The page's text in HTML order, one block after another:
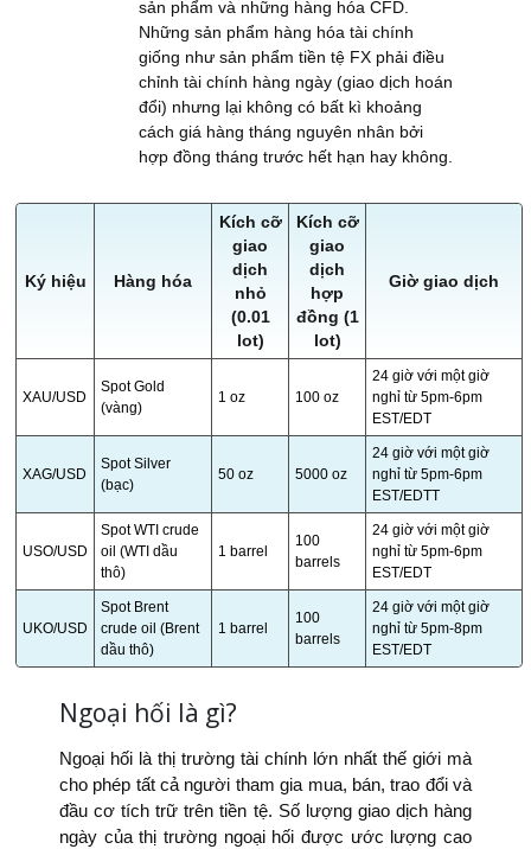
sản phẩm và những hàng hóa CFD.
Những sản phẩm hàng hóa tài chính
giống như sản phẩm tiền tệ FX phải điều
chỉnh tài chính hàng ngày (giao dịch hoán
đổi) nhưng lại không có bất kì khoảng
cách giá hàng tháng nguyên nhân bởi
hợp đồng tháng trước hết hạn hay không.
Ký hiệu Hàng hóa
Kích cỡ
giao
dịch
nhỏ
(0.01
lot)
Kích cỡ
giao
dịch
hợp
đồng (1
lot)
Giờ giao dịch
XAU/USD
Spot Gold
(vàng)
1 oz 100 oz
24 giờ với một giờ
nghỉ từ 5pm-6pm
EST/EDT
XAG/USD
Spot Silver
(bạc)
50 oz 5000 oz
24 giờ với một giờ
nghỉ từ 5pm-6pm
EST/EDTT
USO/USD
Spot WTI crude
oil (WTI dầu
thô)
1 barrel
100
barrels
24 giờ với một giờ
nghỉ từ 5pm-6pm
EST/EDT
UKO/USD
Spot Brent
crude oil (Brent
dầu thô)
1 barrel
100
barrels
24 giờ với một giờ
nghỉ từ 5pm-8pm
EST/EDT
Ngoại hối là gì?
Ngoại hối là thị trường tài chính lớn nhất thế giới mà
cho phép tất cả người tham gia mua, bán, trao đổi và
đầu cơ tích trữ trên tiền tệ. Số lượng giao dịch hàng
ngày của thị trường ngoại hối được ước lượng cao